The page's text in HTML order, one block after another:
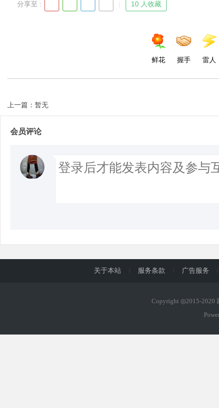
分享至 : 10 人收藏
鲜花 握手 雷人
上一篇：暂无
会员评论
关于本站 / 服务条款 / 广告服务 /
Copyright ◎2015-2020